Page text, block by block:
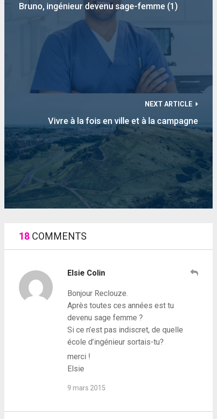
Bruno, ingénieur devenu sage-femme (1)
NEXT ARTICLE
Vivre à la fois en ville et à la campagne
18COMMENTS
Elsie Colin
Bonjour Reclouze.
Après toutes ces années est tu
devenu sage femme ?
Si ce n’est pas indiscret, de quelle
école d’ingénieur sortais-tu?
merci !
Elsie
9 mars 2015